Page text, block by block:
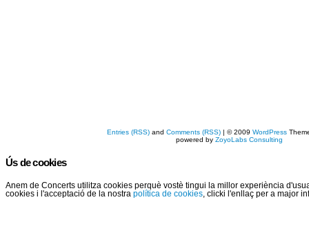
Entries (RSS) andComments (RSS) | © 2009WordPress
powered byZoyoLabs Consulting
Ús de cookies
Anem de Concerts utilitza cookies perquè vostè tingui la millor experiència
cookies i l'acceptació de la nostra política de cookies , clicki l'enllaç per a major